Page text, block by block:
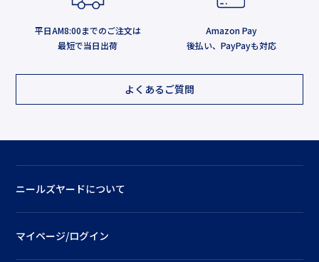
平日AM8:00までのご注文は
最短で当日出荷
Amazon Pay
後払い、PayPayも対応
よくあるご質問
ニールズヤードについて
マイページ/ログイン